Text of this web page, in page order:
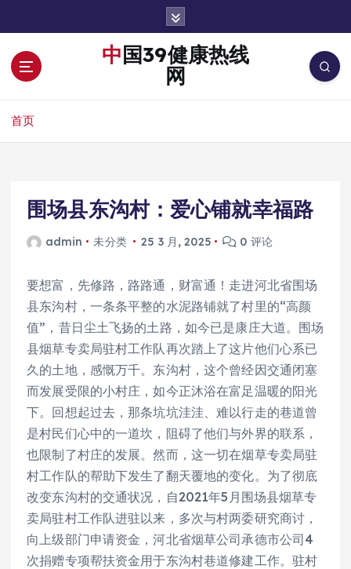
中国39健康热线
网
首页
围场县东沟村：爱心铺就幸福路
admin 未分类 25 3 月, 2025 0 评论
要想富，先修路，路路通，财富通！走进河北省围场
县东沟村，一条条平整的水泥路铺就了村里的“高颜
值”，昔日尘土飞扬的土路，如今已是康庄大道。围场
县烟草专卖局驻村工作队再次踏上了这片他们心系已
久的土地，感慨万千。东沟村，这个曾经因交通闭塞
而发展受限的小村庄，如今正沐浴在富足温暖的阳光
下。回想起过去，那条坑坑洼洼、难以行走的巷道曾
是村民们心中的一道坎，阻碍了他们与外界的联系，
也限制了村庄的发展。然而，这一切在烟草专卖局驻
村工作队的帮助下发生了翻天覆地的变化。为了彻底
改变东沟村的交通状况，自2021年5月围场县烟草专
卖局驻村工作队进驻以来，多次与村两委研究商讨，
向上级部门申请资金，河北省烟草公司承德市公司4
次捐赠专项帮扶资金用于东沟村巷道修建工作。驻村